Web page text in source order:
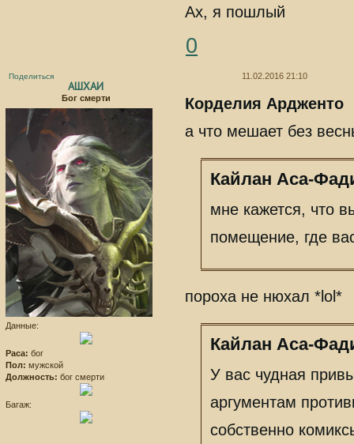
Ах, я пошлый
0
Поделиться 11.02.2016 21:10
АШХАИ
Бог смерти
Данные:
Раса: бог
Пол: мужской
Должность: бог смерти
Багаж:
Корделия Ардженто
а что мешает без
Кайлан Аса-
мне кажется, что
помещение, где
пороха не нюхал *lol*
Кайлан Аса-
У вас чудная
аргументам
собственно